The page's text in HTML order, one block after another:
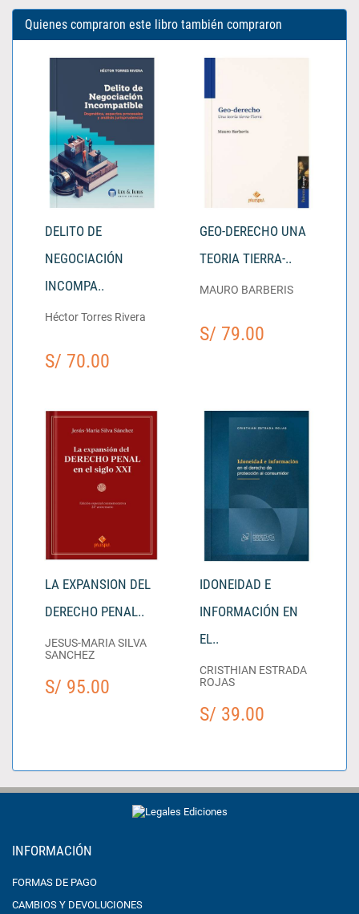
Quienes compraron este libro también compraron
DELITO DE
NEGOCIACIÓN
INCOMPA..
Héctor Torres Rivera
S/ 70.00
GEO-DERECHO UNA
TEORIA TIERRA-..
MAURO BARBERIS
S/ 79.00
LA EXPANSION DEL
DERECHO PENAL..
JESUS-MARIA SILVA
SANCHEZ
S/ 95.00
IDONEIDAD E
INFORMACIÓN EN
EL..
CRISTHIAN ESTRADA
ROJAS
S/ 39.00
INFORMACIÓN
FORMAS DE PAGO
CAMBIOS Y DEVOLUCIONES